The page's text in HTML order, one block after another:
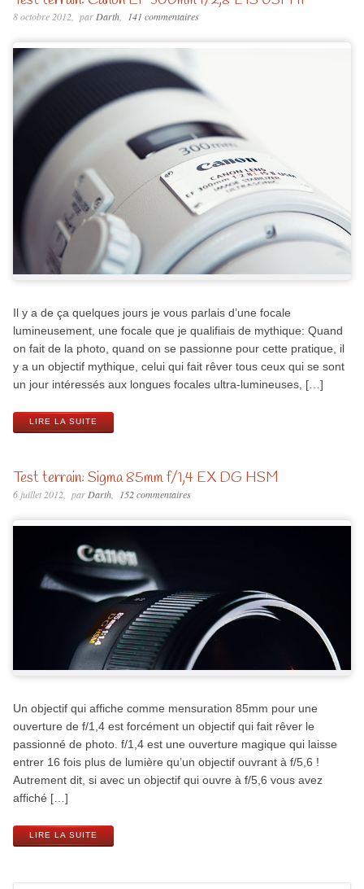
8 octobre 2012 par Darth 141 commentaires
Il y a de ça quelques jours je vous parlais d’une focale
lumineusement, une focale que je qualifiais de mythique: Quand
on fait de la photo, quand on se passionne pour cette pratique, il
y a un objectif mythique, celui qui fait rêver tous ceux qui se sont
un jour intéressés aux longues focales ultra-lumineuses, […]
LIRE LA SUITE
Test terrain: Sigma 85mm f/1,4 EX DG HSM
6 juillet 2012 par Darth 152 commentaires
Un objectif qui affiche comme mensuration 85mm pour une
ouverture de f/1,4 est forcément un objectif qui fait rêver le
passionné de photo. f/1,4 est une ouverture magique qui laisse
entrer 16 fois plus de lumière qu’un objectif ouvrant à f/5,6 !
Autrement dit, si avec un objectif qui ouvre à f/5,6 vous avez
affiché […]
LIRE LA SUITE